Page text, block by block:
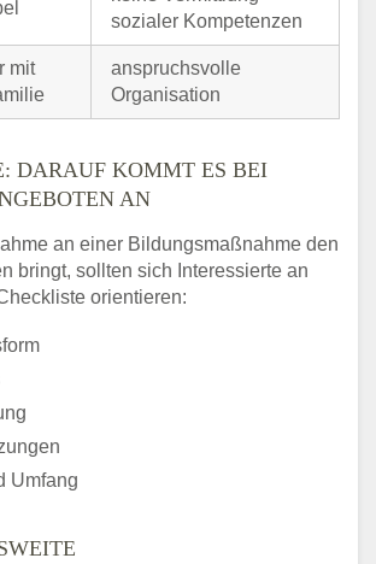
sozialer Kompetenzen
mit
anspruchsvolle
Organisation
DARAUF KOMMT ES BEI
AN
an einer Bildungsmaßnahme den
bringt, sollten sich Interessierte an
orientieren:
Umfang